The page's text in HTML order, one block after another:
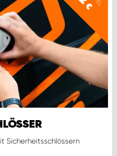
€
Sicherheitsschlössern